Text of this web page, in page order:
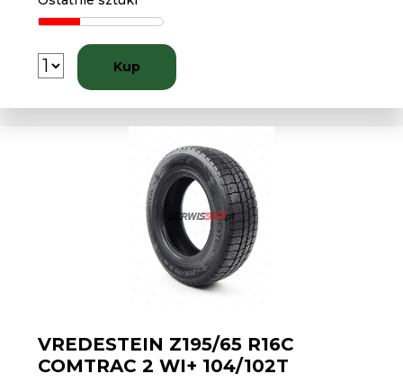
Kup
VREDESTEIN Z195/65 R16C
COMTRAC 2 WI+ 104/102T